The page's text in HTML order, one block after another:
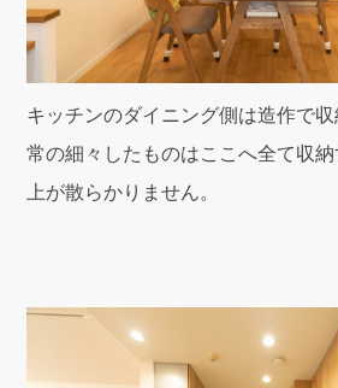
キッチンのダイニング側は造作で
常の細々したものはここへ全て収
上が散らかりません。